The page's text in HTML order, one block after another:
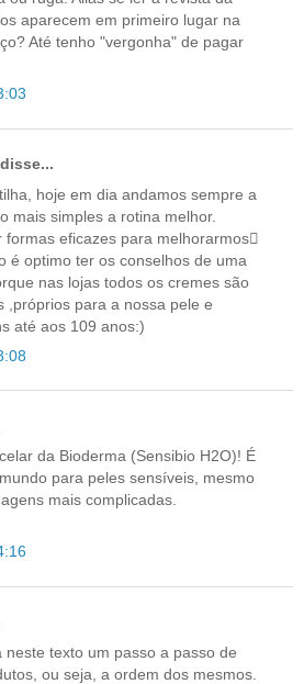
aparecem em primeiro lugar na
Até tenho "vergonha" de pagar
hoje em dia andamos sempre a
mais simples a rotina melhor.
formas eficazes para melhorarmos
é optimo ter os conselhos de uma
nas lojas todos os cremes são
,próprios para a nossa pele e
até aos 109 anos:)
da Bioderma (Sensibio H2O)! É
para peles sensíveis, mesmo
mais complicadas.
neste texto um passo a passo de
ou seja, a ordem dos mesmos.